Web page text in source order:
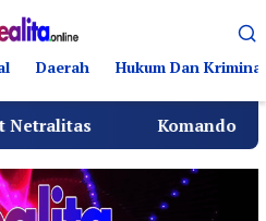
Daerah Hukum Dan Kriminal
Komando Angkatan Laut I Beri